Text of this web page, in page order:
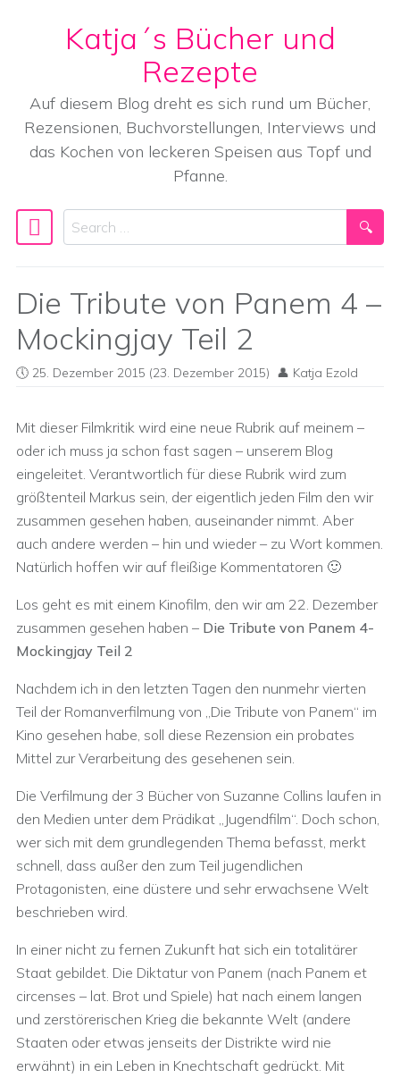
Skip to content
Katja´s Bücher und
Rezepte
Auf diesem Blog dreht es sich rund um Bücher,
Rezensionen, Buchvorstellungen, Interviews und
das Kochen von leckeren Speisen aus Topf und
Pfanne.
Main Navigation
Search
Die Tribute von Panem 4 –
Mockingjay Teil 2
25. Dezember 2015 (23. Dezember 2015) Katja Ezold
Mit dieser Filmkritik wird eine neue Rubrik auf meinem –
oder ich muss ja schon fast sagen – unserem Blog
eingeleitet. Verantwortlich für diese Rubrik wird zum
größtenteil Markus sein, der eigentlich jeden Film den wir
zusammen gesehen haben, auseinander nimmt. Aber
auch andere werden – hin und wieder – zu Wort kommen.
Natürlich hoffen wir auf fleißige Kommentatoren 🙂
Los geht es mit einem Kinofilm, den wir am 22. Dezember
zusammen gesehen haben – Die Tribute von Panem 4-
Mockingjay Teil 2
Nachdem ich in den letzten Tagen den nunmehr vierten
Teil der Romanverfilmung von „Die Tribute von Panem“ im
Kino gesehen habe, soll diese Rezension ein probates
Mittel zur Verarbeitung des gesehenen sein.
Die Verfilmung der 3 Bücher von Suzanne Collins laufen in
den Medien unter dem Prädikat „Jugendfilm“. Doch schon,
wer sich mit dem grundlegenden Thema befasst, merkt
schnell, dass außer den zum Teil jugendlichen
Protagonisten, eine düstere und sehr erwachsene Welt
beschrieben wird.
In einer nicht zu fernen Zukunft hat sich ein totalitärer
Staat gebildet. Die Diktatur von Panem (nach Panem et
circenses – lat. Brot und Spiele) hat nach einem langen
und zerstörerischen Krieg die bekannte Welt (andere
Staaten oder etwas jenseits der Distrikte wird nie
erwähnt) in ein Leben in Knechtschaft gedrückt. Mit